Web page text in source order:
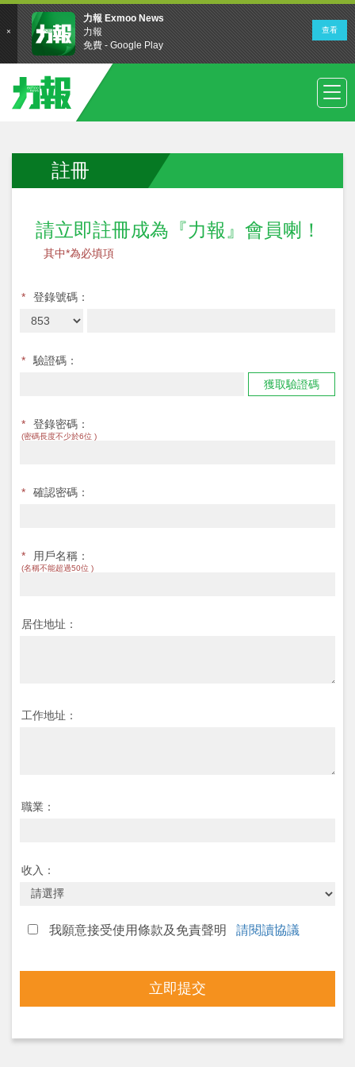
註冊
請立即註冊成為『力報』會員喇！
其中*為必填項
* 登錄號碼：
*
驗證碼：
獲取驗證碼
* 登錄密碼：
(密碼長度不少於6位 )
* 確認密碼：
* 用戶名稱：
(名稱不能超過50位 )
居住地址：
工作地址：
職業：
收入：
我願意接受使用條款及免責聲明 請閱讀協議